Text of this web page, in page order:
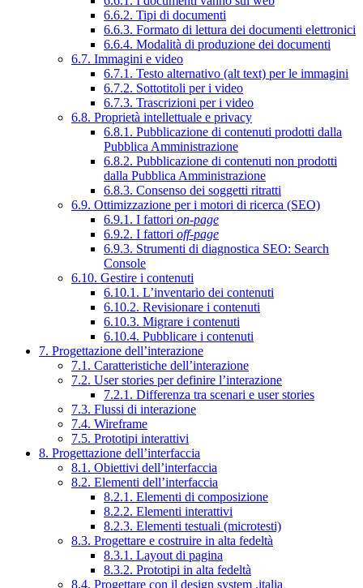
6.6.2. Tipi di documenti
6.6.3. Formato di lettura dei documenti elettronici
6.6.4. Modalità di produzione dei documenti
6.7. Immagini e video
6.7.1. Testo alternativo (alt text) per le immagini
6.7.2. Sottotitoli per i video
6.7.3. Trascrizioni per i video
6.8. Proprietà intellettuale e privacy
6.8.1. Pubblicazione di contenuti prodotti dalla
Pubblica Amministrazione
6.8.2. Pubblicazione di contenuti non prodotti
dalla Pubblica Amministrazione
6.8.3. Consenso dei soggetti ritratti
6.9. Ottimizzazione per i motori di ricerca (SEO)
6.9.1. I fattori on-page
6.9.2. I fattori off-page
6.9.3. Strumenti di diagnostica SEO: Search
Console
6.10. Gestire i contenuti
6.10.1. L’inventario dei contenuti
6.10.2. Revisionare i contenuti
6.10.3. Migrare i contenuti
6.10.4. Pubblicare i contenuti
7. Progettazione dell’interazione
7.1. Caratteristiche dell’interazione
7.2. User stories per definire l’interazione
7.2.1. Differenza tra scenari e user stories
7.3. Flussi di interazione
7.4. Wireframe
7.5. Prototipi interattivi
8. Progettazione dell’interfaccia
8.1. Obiettivi dell’interfaccia
8.2. Elementi dell’interfaccia
8.2.1. Elementi di composizione
8.2.2. Elementi interattivi
8.2.3. Elementi testuali (microtesti)
8.3. Progettare e costruire in alta fedeltà
8.3.1. Layout di pagina
8.3.2. Prototipi in alta fedeltà
8.4. Progettare con il design system .italia